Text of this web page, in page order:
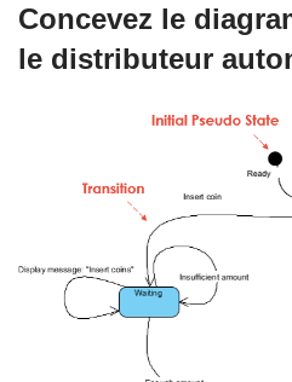
Concevez le
le distributeur